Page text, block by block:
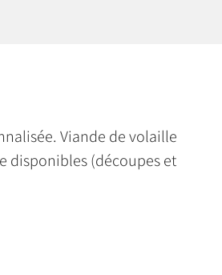
Viande de volaille
disponibles (découpes et